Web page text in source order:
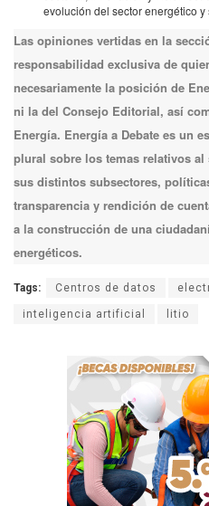
evolución del sector energético y
Las opiniones vertidas en la
responsabilidad exclusiva de
necesariamente la posición de
ni la del Consejo Editorial, así
Energía. Energía a Debate es un
plural sobre los temas relativos
sus distintos subsectores,
transparencia y rendición de
a la construcción de una
energéticos.
Tags: Centros de datos
inteligencia artificial litio